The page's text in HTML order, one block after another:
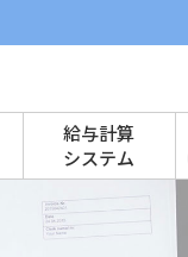
給与計算
システム